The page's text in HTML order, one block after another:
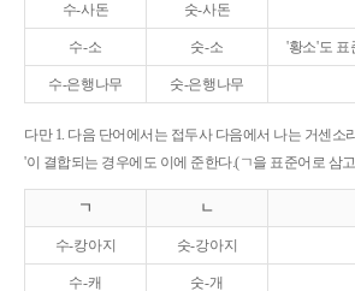
수-사돈 숫-사돈
수-소 숫-소 '황소'도 표
수-은행나무 숫-은행나무
다만 1. 다음 단어에서는 접두사 다음에서 나는 거센소
'이 결합되는 경우에도 이에 준한다.(ㄱ을 표준어로 삼
ㄱ ㄴ
수-캉아지 숫-강아지
수-캐 숫-개